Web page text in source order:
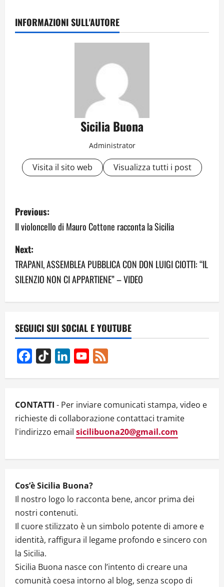
INFORMAZIONI SULL'AUTORE
Sicilia Buona
Administrator
Visita il sito web Visualizza tutti i post
P
o
s
t
n
v
i
g
a
t
i
o
n
Previous:
Il violoncello di Mauro Cottone racconta la Sicilia
Next:
TRAPANI, ASSEMBLEA PUBBLICA CON DON LUIGI CIOTTI: “IL
SILENZIO NON CI APPARTIENE” – VIDEO
SEGUICI SUI SOCIAL E YOUTUBE
Facebook
TikTok LinkedInYouTube
CONTATTI - Per inviare comunicati stampa, video e
richieste di collaborazione contattaci tramite
l'indirizzo email sicilibuona20@gmail.com
Cos’è Sicilia Buona?
Il nostro logo lo racconta bene, ancor prima dei
nostri contenuti.
Il cuore stilizzato è un simbolo potente di amore e
identità, raffigura il legame profondo e sincero con
la Sicilia.
Sicilia Buona nasce con l’intento di creare una
comunità coesa intorno al blog, senza scopo di